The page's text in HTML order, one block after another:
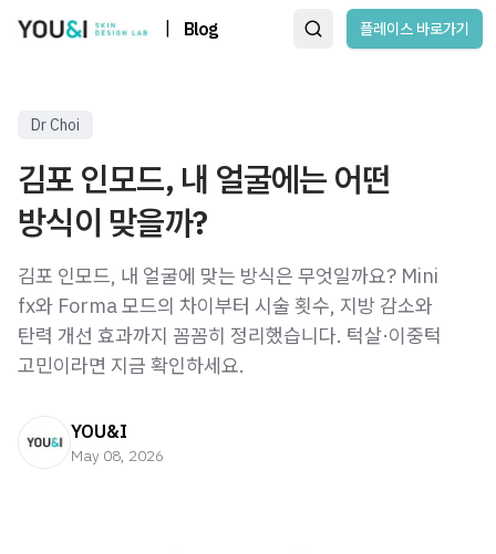
Blog 플레이스 바로가기
Dr Choi
김포 인모드, 내 얼굴에는 어떤
방식이 맞을까?
김포 인모드, 내 얼굴에 맞는 방식은 무엇일까요? Mini
fx와 Forma 모드의 차이부터 시술 횟수, 지방 감소와
탄력 개선 효과까지 꼼꼼히 정리했습니다. 턱살·이중턱
고민이라면 지금 확인하세요.
YOU&I
May 08, 2026